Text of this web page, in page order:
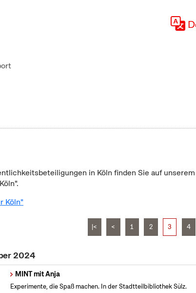
in Köln finden Sie auf unserem
Köln"
|< < 1 2 3 4
2024
MINT mit Anja
Experimente, die Spaß machen. In der Stadtteilbibliothek Sülz.